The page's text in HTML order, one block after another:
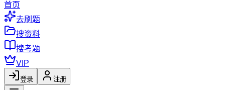
首页
去刷题
搜资料
搜考题
VIP
登录 注册